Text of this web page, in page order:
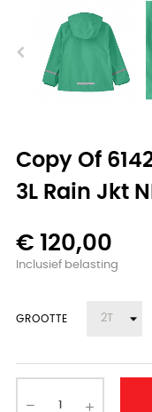
Copy Of
3L Rain Jkt
€ 120,00
Inclusief belasting
GROOTTE